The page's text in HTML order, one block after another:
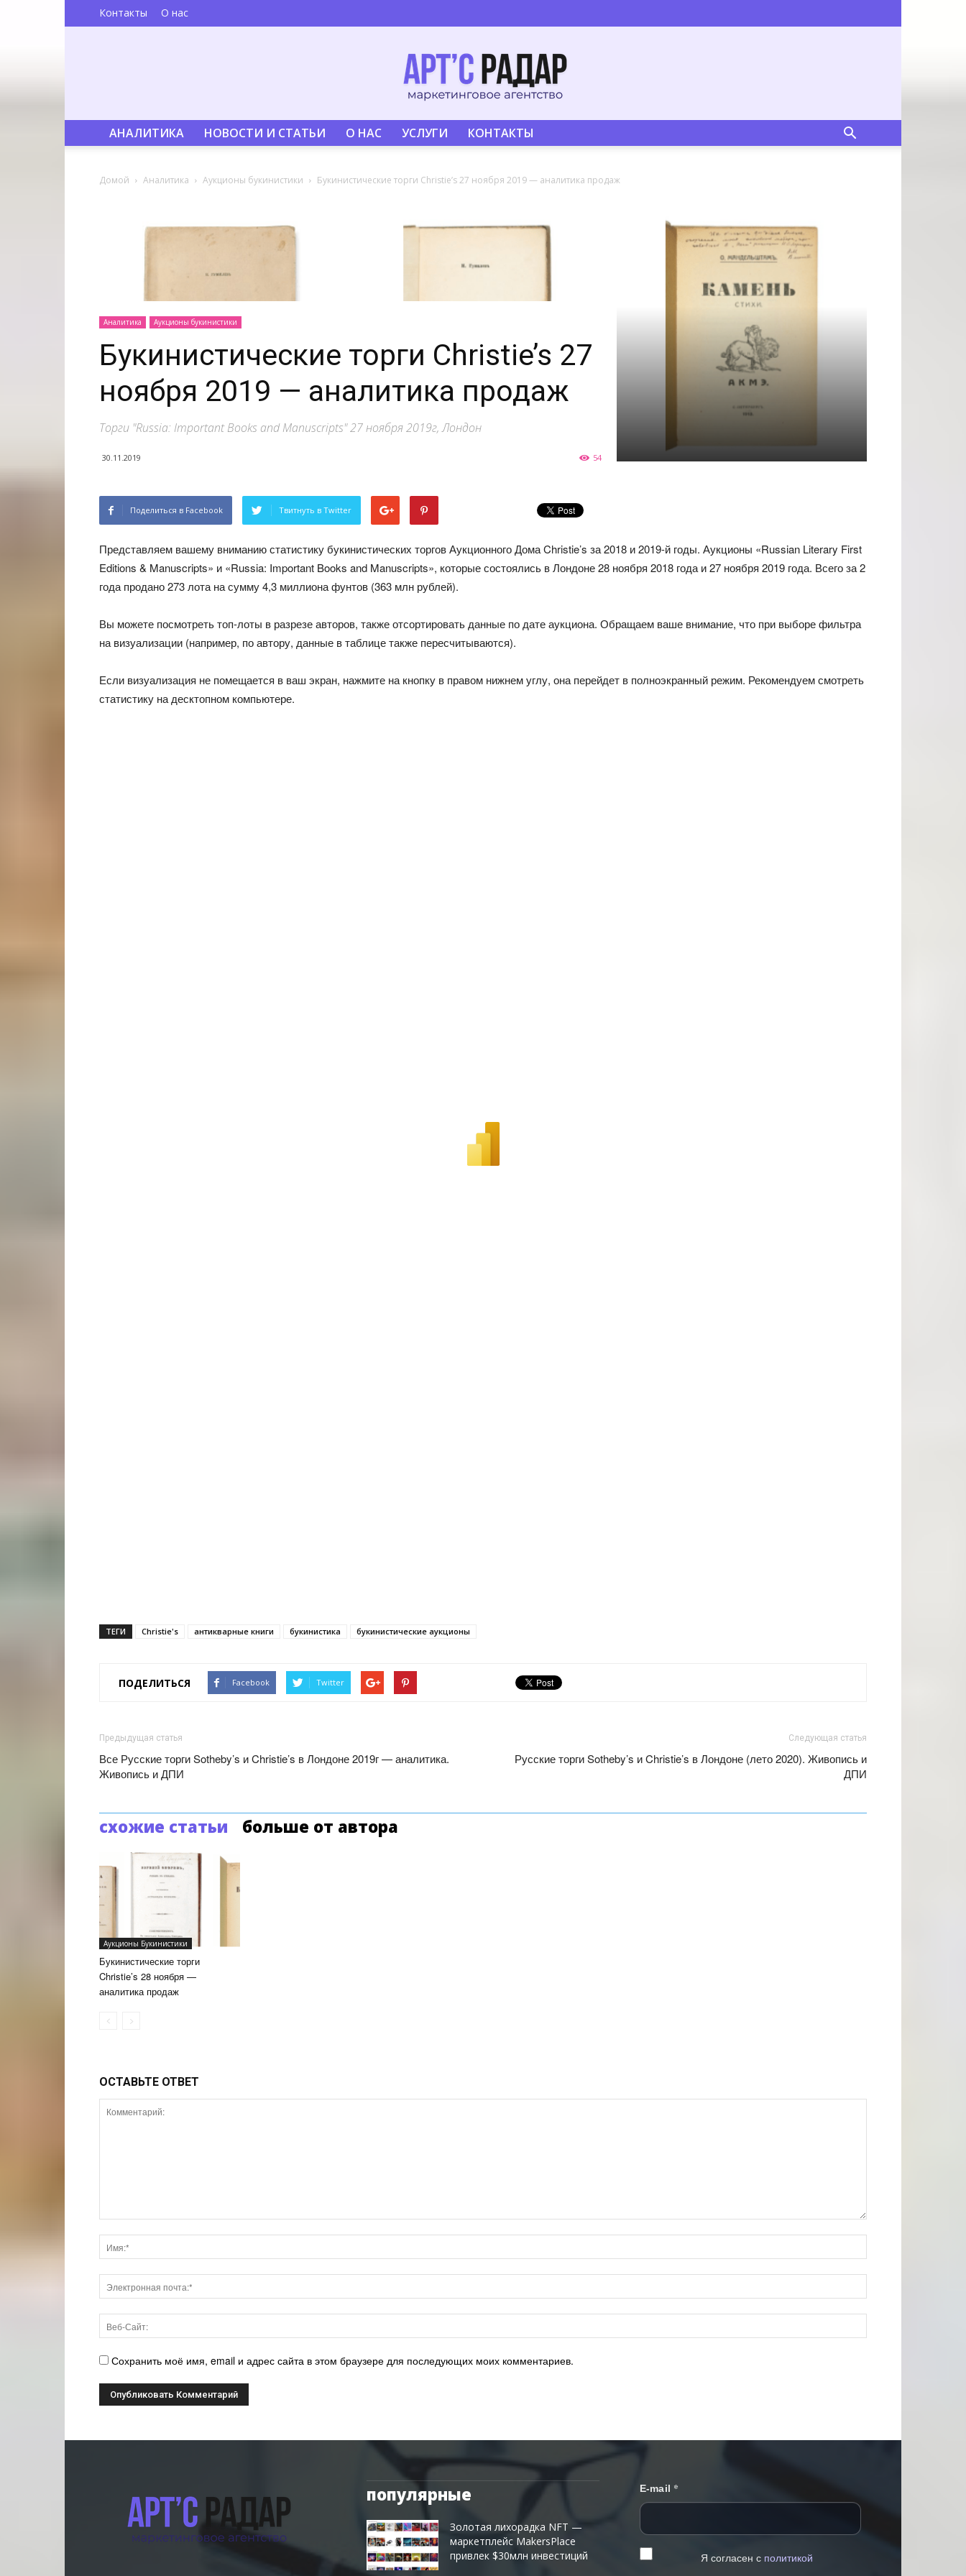
Контакты О нас
мониторинг
Тренды.
АНАЛИТИКА НОВОСТИ И СТАТЬИ О НАС УСЛУГИ КОНТАКТЫ
Домой Аналитика Аукционы букинистики Букинистические торги Christie’s 27 ноября 2019 — аналитика продаж
Аналитика Аукционы букинистики
Букинистические торги Christie’s 27
ноября 2019 — аналитика продаж
Торги "Russia: Important Books and Manuscripts" 27 ноября 2019г, Лондон
30.11.2019 54
Поделиться в Facebook Твитнуть в Twitter
Представляем вашему вниманию статистику букинистических торгов Аукционного Дома Christie’s за 2018 и 2019-й годы. Аукционы «Russian Literary First
Editions & Manuscripts» и «Russia: Important Books and Manuscripts», которые состоялись в Лондоне 28 ноября 2018 года и 27 ноября 2019 года. Всего за 2
года продано 273 лота на сумму 4,3 миллиона фунтов (363 млн рублей).
Вы можете посмотреть топ-лоты в разрезе авторов, также отсортировать данные по дате аукциона. Обращаем ваше внимание, что при выборе фильтра
на визуализации (например, по автору, данные в таблице также пересчитываются).
Если визуализация не помещается в ваш экран, нажмите на кнопку в правом нижнем углу, она перейдет в полноэкранный режим. Рекомендуем смотреть
статистику на десктопном компьютере.
ТЕГИ Christie's антикварные книги букинистика букинистические аукционы
ПОДЕЛИТЬСЯ Facebook Twitter
Предыдущая статья
Все Русские торги Sotheby’s и Christie’s в Лондоне 2019г — аналитика.
Живопись и ДПИ
Следующая статья
Русские торги Sotheby’s и Christie’s в Лондоне (лето 2020). Живопись и
ДПИ
схожие статьи больше от автора
Аукционы Букинистики
Букинистические торги
Christie’s 28 ноября —
аналитика продаж
ОСТАВЬТЕ ОТВЕТ
Сохранить моё имя, email и адрес сайта в этом браузере для последующих моих комментариев.
популярные
Золотая лихорадка NFT —
маркетплейс MakersPlace
привлек $30млн инвестиций
E-mail *
Я согласен с политикой